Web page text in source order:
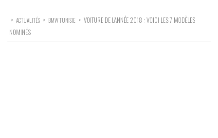
> ACTUALITÉS > BMW TUNISIE > VOITURE DE L’ANNÉE 2018 : VOICI LES 7 MODÈLES
NOMINÉS